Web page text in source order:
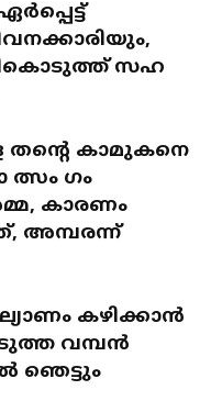
സഹ
തന്റെ കാമുകനെ
ഗം
കാരണം
അമ്പരന്ന്
കഴിക്കാൻ
വമ്പൻ
ഞെട്ടും